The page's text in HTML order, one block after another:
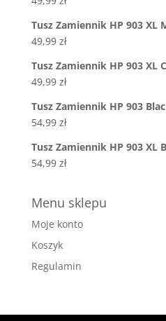
Tusz Zamiennik HP 903 XL
49,99 zł
Tusz Zamiennik HP 903 XL
49,99 zł
Tusz Zamiennik HP 903
54,99 zł
Tusz Zamiennik HP 903 XL
54,99 zł
Menu sklepu
Moje konto
Koszyk
Regulamin